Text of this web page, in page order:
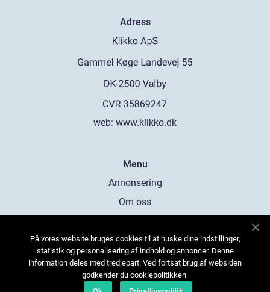
Adress
web: www.klikko.dk
Menu
Annonsering
Om oss
Kontakta oss
Sitemap
På vores website bruges cookies til at huske dine indstillinger,
statistik og personalisering af indhold og annoncer. Denne
information deles med tredjepart. Ved fortsat brug af websiden
godkender du cookiepolitikken.